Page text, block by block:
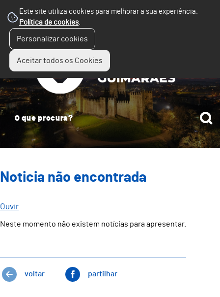
Este site utiliza cookies para melhorar a sua experiência.
Política de cookies.
Personalizar cookies
Aceitar todos os Cookies
Noticia não encontrada
Ouvir
Neste momento não existem notícias para apresentar.
voltar partilhar